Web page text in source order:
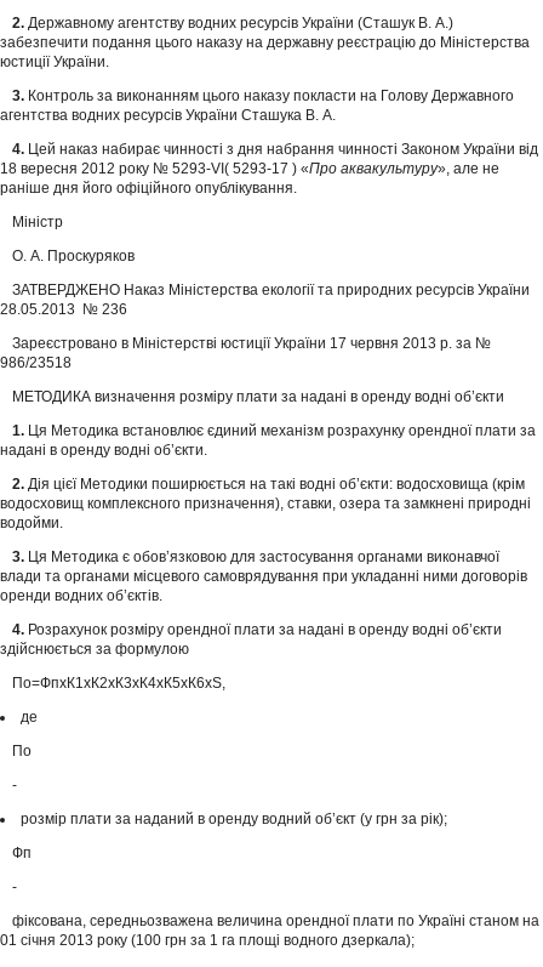
2. Державному агентству водних ресурсів України (Сташук В. А.)
забезпечити подання цього наказу на державну реєстрацію до Міністерства
юстиції України.
3. Контроль за виконанням цього наказу покласти на Голову Державного
агентства водних ресурсів України Сташука В. А.
4. Цей наказ набирає чинності з дня набрання чинності Законом України від
18 вересня 2012 року № 5293-VI( 5293-17 ) «Про аквакультуру», але не
раніше дня його офіційного опублікування.
Міністр
О. А. Проскуряков
ЗАТВЕРДЖЕНО Наказ Міністерства екології та природних ресурсів України
28.05.2013 № 236
Зареєстровано в Міністерстві юстиції України 17 червня 2013 р. за №
986/23518
МЕТОДИКА визначення розміру плати за надані в оренду водні об’єкти
1. Ця Методика встановлює єдиний механізм розрахунку орендної плати за
надані в оренду водні об’єкти.
2. Дія цієї Методики поширюється на такі водні об’єкти: водосховища (крім
водосховищ комплексного призначення), ставки, озера та замкнені природні
водойми.
3. Ця Методика є обов’язковою для застосування органами виконавчої
влади та органами місцевого самоврядування при укладанні ними договорів
оренди водних об’єктів.
4. Розрахунок розміру орендної плати за надані в оренду водні об’єкти
здійснюється за формулою
По=ФпхК1хК2хК3хК4хК5хК6хS,
де
По
-
розмір плати за наданий в оренду водний об’єкт (у грн за рік);
Фп
-
фіксована, середньозважена величина орендної плати по Україні станом на
01 січня 2013 року (100 грн за 1 га площі водного дзеркала);